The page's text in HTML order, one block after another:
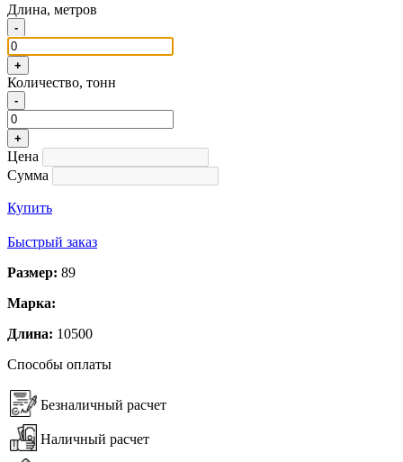
Длина, метров
-
+
Количество, тонн
-
+
Цена
Сумма
Купить
Быстрый заказ
Размер: 89
Марка:
Длина: 10500
Способы оплаты
Безналичный расчет
Наличный расчет